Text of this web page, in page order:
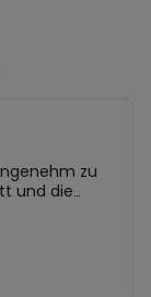
zu
und die
Farben